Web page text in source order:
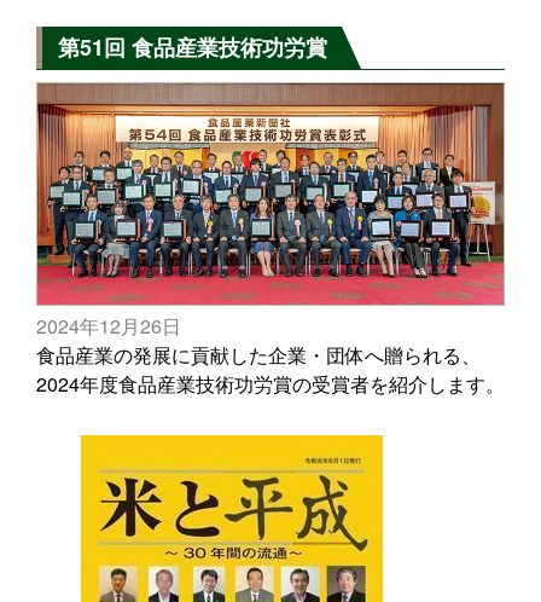
第51回 食品産業技術功労賞
2024年12月26日
食品産業の発展に貢献した企業・団体へ贈られる、
2024年度食品産業技術功労賞の受賞者を紹介します。